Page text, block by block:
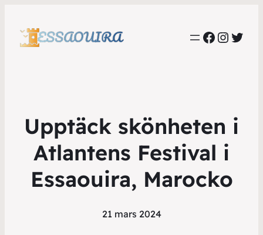
Upptäck skönheten i
Atlantens Festival i
Essaouira, Marocko
21 mars 2024